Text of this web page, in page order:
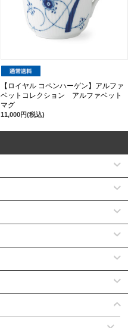
【ロイヤル コペンハーゲン】アルファ
ベットコレクション アルファベット
マグ
11,000円(税込)